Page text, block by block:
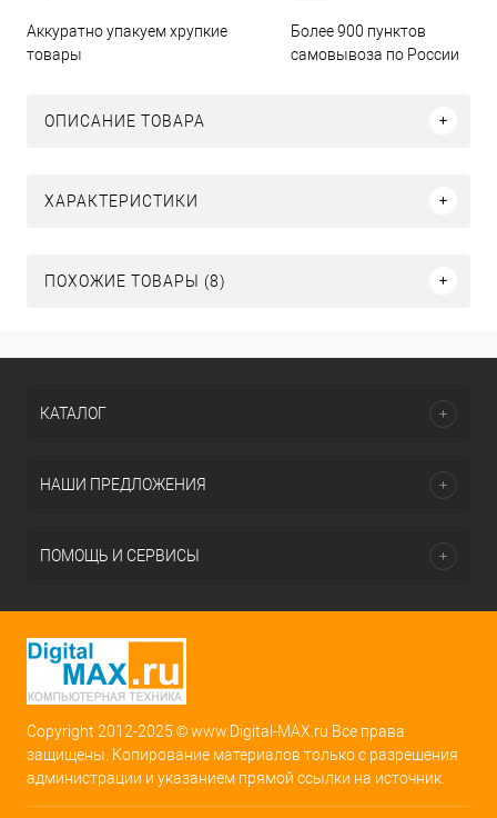
Аккуратно упакуем хрупкие
товары
Более 900 пунктов
самовывоза по России
ОПИСАНИЕ ТОВАРА
ХАРАКТЕРИСТИКИ
ПОХОЖИЕ ТОВАРЫ (8)
КАТАЛОГ
НАШИ ПРЕДЛОЖЕНИЯ
ПОМОЩЬ И СЕРВИСЫ
Copyright 2012-2025 © www.Digital-MAX.ru Все права
защищены. Копирование материалов только с разрешения
администрации и указанием прямой ссылки на источник.